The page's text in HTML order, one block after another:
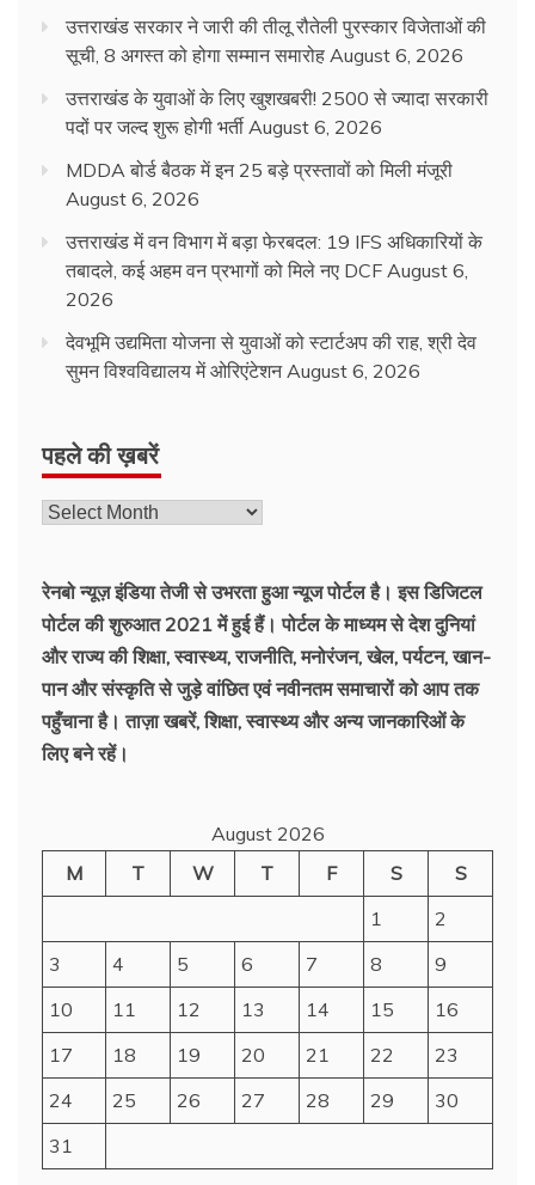
उत्तराखंड सरकार ने जारी की तीलू रौतेली पुरस्कार विजेताओं की
सूची, 8 अगस्त को होगा सम्मान समारोह August 6, 2026
उत्तराखंड के युवाओं के लिए खुशखबरी! 2500 से ज्यादा सरकारी
पदों पर जल्द शुरू होगी भर्ती August 6, 2026
MDDA बोर्ड बैठक में इन 25 बड़े प्रस्तावों को मिली मंजूरी
August 6, 2026
उत्तराखंड में वन विभाग में बड़ा फेरबदल: 19 IFS अधिकारियों के
तबादले, कई अहम वन प्रभागों को मिले नए DCF August 6,
2026
देवभूमि उद्यमिता योजना से युवाओं को स्टार्टअप की राह, श्री देव
सुमन विश्वविद्यालय में ओरिएंटेशन August 6, 2026
पहले की ख़बरें
पहले
रेनबो न्यूज़ इंडिया तेजी से उभरता हुआ न्‍यूज पोर्टल है। इस डिजिटल
पोर्टल की शुरुआत 2021 में हुई हैं। पोर्टल के माध्यम से देश दुनियां
और राज्य की शिक्षा, स्वास्थ्य, राजनीति, मनोरंजन, खेल, पर्यटन, खान-
पान और संस्कृति से जुड़े वांछित एवं नवीनतम समाचारों को आप तक
पहुँचाना है। ताज़ा खबरें, शिक्षा, स्वास्थ्य और अन्य जानकारिओं के
लिए बने रहें।
August 2026
M
T W T F S
S
1
2
3
4 5 6 7 8
9
10
11 12 13 14 15
16
17
18 19 20 21 22
23
24
25 26 27 28 29
30
31